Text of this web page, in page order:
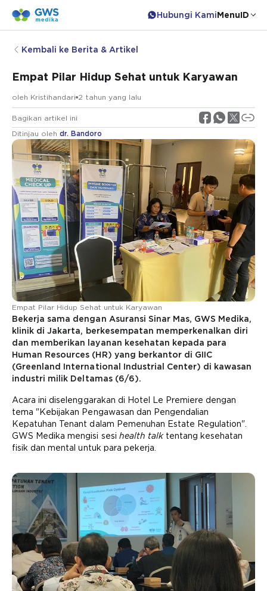
Hubungi KamiMenuID
Kembali ke Berita & Artikel
Empat Pilar Hidup Sehat untuk Karyawan
oleh Kristihandari 2 tahun yang lalu
Bagikan artikel ini
Ditinjau oleh dr. Bandoro
Empat Pilar Hidup Sehat untuk Karyawan
Bekerja sama dengan Asuransi Sinar Mas, GWS Medika,
klinik di Jakarta, berkesempatan memperkenalkan diri
dan memberikan layanan kesehatan kepada para
Human Resources (HR) yang berkantor di GIIC
(Greenland International Industrial Center) di kawasan
industri milik Deltamas (6/6).
Acara ini diselenggarakan di Hotel Le Premiere dengan
tema "Kebijakan Pengawasan dan Pengendalian
Kepatuhan Tenant dalam Pemenuhan Estate Regulation".
GWS Medika mengisi sesi health talk tentang kesehatan
fisik dan mental untuk para pekerja.